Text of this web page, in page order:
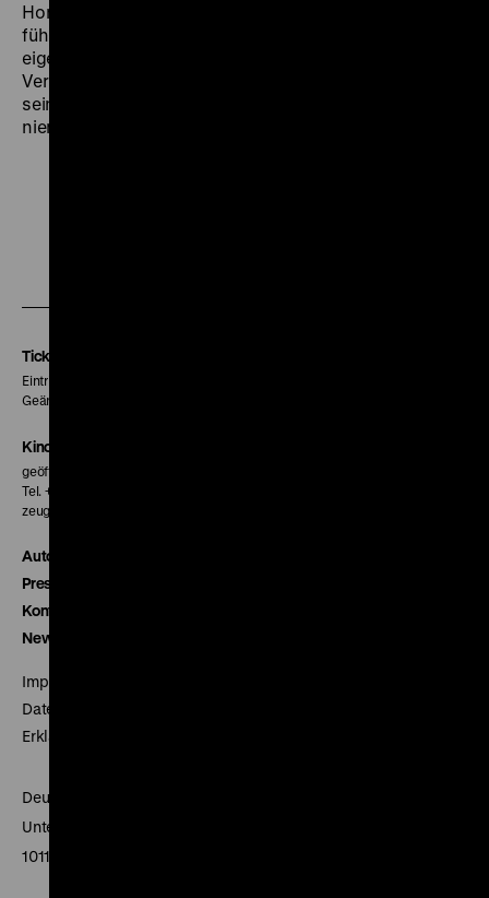
Honoratioren, die sich von ihr besonders bedroht
fühlen, eines Nachts persönlich verprügelt; was
eigentlich nur den Schluss zulässt, dass die
Verhältnisse für sie in der BRD doch eher unerfreulich
sein müssen, wenn sie für solche Drecksarbeit
niemanden mehr verdingen können. (gym)
Tickets
Eintritt 5 €
Geänderte Preise sind im Programm vermerkt.
Kinokasse
geöffnet 30 Minuten vor Beginn der ersten Vorstellung
Tel. + 49 30 20304-770
zeughauskino@dhm.de
Autor*innen
Presse
Kontakt
Newsletter
Impressum
Datenschutz
Erklärung digitale Barrierefreiheit
Deutsches Historisches Museum
Unter den Linden 2
10117 Berlin